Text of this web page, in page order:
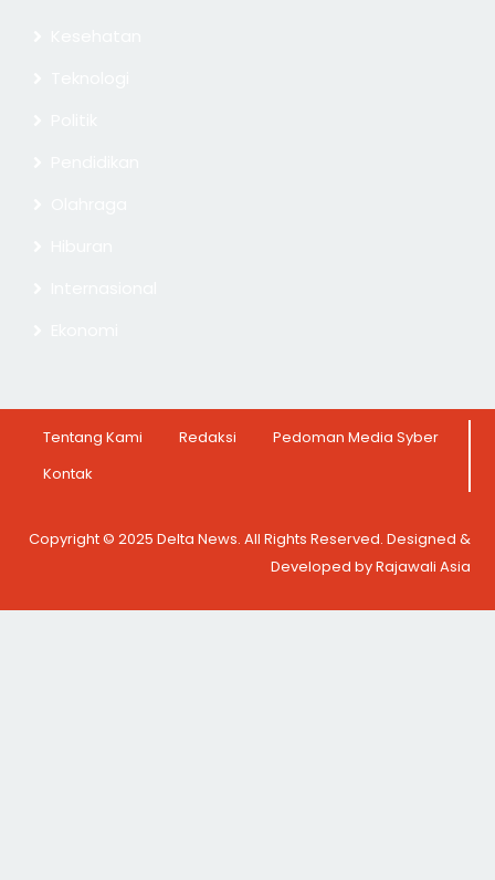
Tentang Kami Redaksi
Pedoman Media Syber
Kontak
Copyright © 2025 Delta News. All Rights Reserved. Designed &
Developed by Rajawali Asia